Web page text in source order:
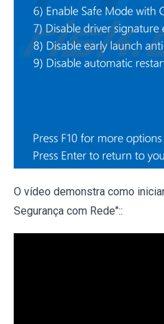
O vídeo demonstra como
Segurança com Rede"::